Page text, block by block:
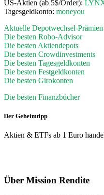
US-Aktien (ab 5$/Order):
Tagesgeldkonto: moneyou
Aktuelle Depotwechsel-Prämien
Die besten Robo-Advisor
Die besten Aktiendepots
Die besten Crowdinvestments
Die besten Tagesgeldkonten
Die besten Festgeldkonten
Die besten Girokonten
Die besten Finanzbücher
Der Geheimtipp
Aktien & ETFs ab 1 Euro
Footer
Über Mission Rendite